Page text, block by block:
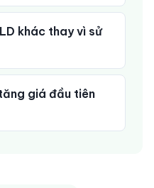
khác thay vì sử
giá đầu tiên